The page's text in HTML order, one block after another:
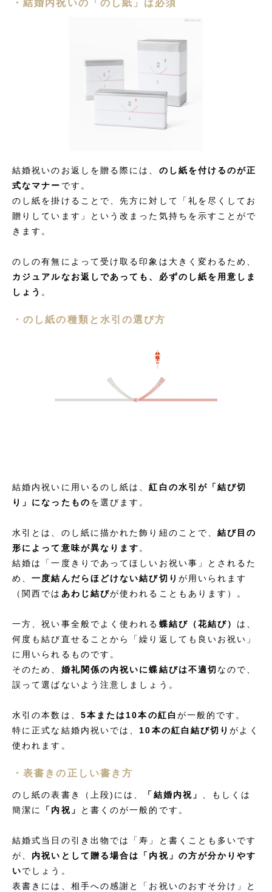
・結婚内祝いの「のし紙」は必須
結婚祝いのお返しを贈る際には、 のし紙を付けるのが正
式なマナー です。
のし紙を掛けることで、先方に対して「礼を尽くしてお
贈りしています」という改まった気持ちを示すことがで
きます。
のしの有無によって受け取る印象は大きく変わるため、
カジュアルなお返しであっても、必ずのし紙を用意しま
しょう 。
・のし紙の種類と水引の選び方
結婚内祝いに用いるのし紙は、紅白の水引が「結び切
り」になったものを選びます。
水引とは、のし紙に描かれた飾り紐のことで、結び目の
形によって意味が異なります。
結婚は「一度きりであってほしいお祝い事」とされるた
め、一度結んだらほどけない結び切り が用いられます
（関西では あわじ結びが使われることもあります）。
一方、祝い事全般でよく使われる 蝶結び（花結び） は、
何度も結び直せることから「繰り返しても良いお祝い」
に用いられるものです。
そのため、 婚礼関係の内祝いに蝶結びは不適切 なので、
誤って選ばないよう注意しましょう。
水引の本数は、 5本または10本の紅白 が一般的です。
特に正式な結婚内祝いでは、10本の紅白結び切りがよく
使われます。
・表書きの正しい書き方
のし紙の表書き（上段)には、 「結婚内祝」 、もしくは
簡潔に
「内祝」 と書くのが一般的です。
結婚式当日の引き出物では「寿」と書くことも多いです
が、 内祝いとして贈る場合は「内祝」の方が分かりやす
いでしょう。
表書きには、相手への感謝と「お祝いのおすそ分け」と